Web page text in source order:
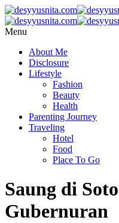
Menu
About Me
Disclosure
Lifestyle
Fashion
Beauty
Health
Parenting Journey
Traveling
Hotel
Food
Place To Go
Saung di
Gubernuran